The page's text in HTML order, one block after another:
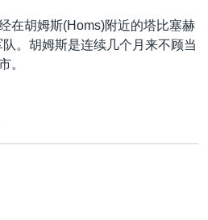
在胡姆斯(Homs)附近的塔比塞赫
。胡姆斯是连续几个月来不顾当
。